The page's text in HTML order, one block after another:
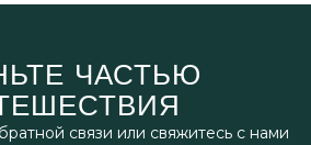
ЧАСТЬЮ
связи или свяжитесь с нами